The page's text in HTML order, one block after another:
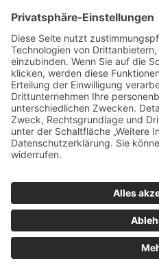
07171 603-4130
07171 603-4129
Öffnungszeiten
Museum und Galerie im Prediger
Ott-Pausersche Fabrik
Wichtige Links
Datenschutz